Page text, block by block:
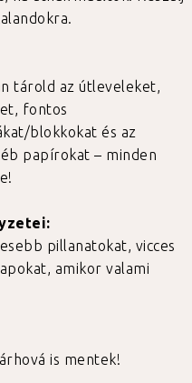
tárold az útleveleket,
fontos
blokkokat és az
papírokat – minden
pillanatokat, vicces
amikor valami
is mentek!